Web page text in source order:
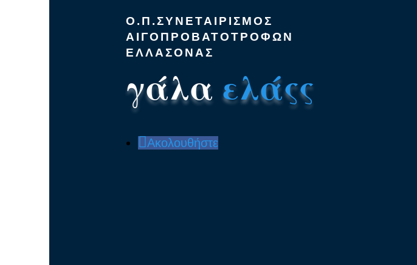
Ο.Π.ΣΥΝΕΤΑΙΡΙΣΜΟΣ
ΑΙΓΟΠΡΟΒΑΤΟΤΡΟΦΩΝ
ΕΛΛΑΣΟΝΑΣ
γάλα ελάςς
Ακολουθήστε